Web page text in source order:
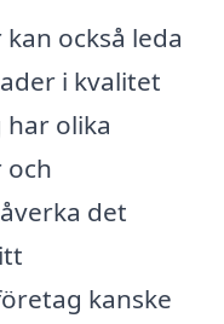
också leda
i kvalitet
har olika
och
det
kanske